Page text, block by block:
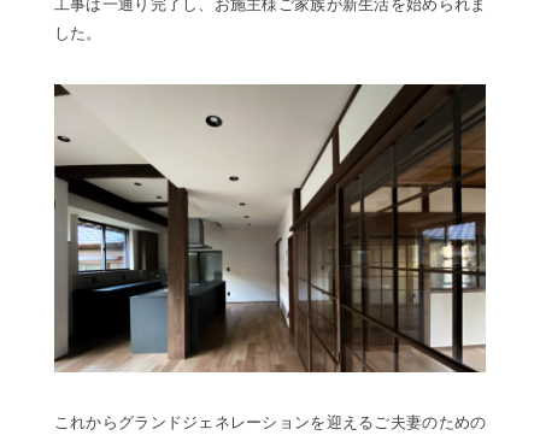
工事は一通り完了し、お施主様ご家族が新生活を始められま
した。
これからグランドジェネレーションを迎えるご夫妻のための